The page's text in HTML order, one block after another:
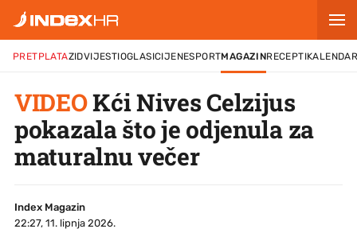
PRETPLATAZIDVIJESTIOGLASICIJENESPORTMAGAZINRECEPTI
VIDEOKći Nives Celzijus
pokazala što je odjenula za
maturalnu večer
Index Magazin
22:27, 11. lipnja 2026.